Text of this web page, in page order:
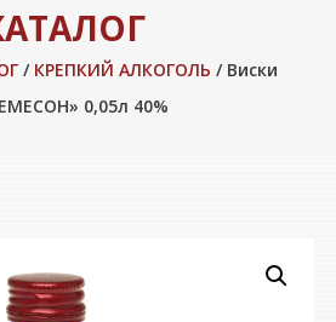
/ КРЕПКИЙ АЛКОГОЛЬ / Виски
0,05л 40%